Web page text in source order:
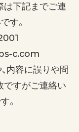
下記までご連
す。
c.com
内容に誤りや問
ですがご連絡い
。